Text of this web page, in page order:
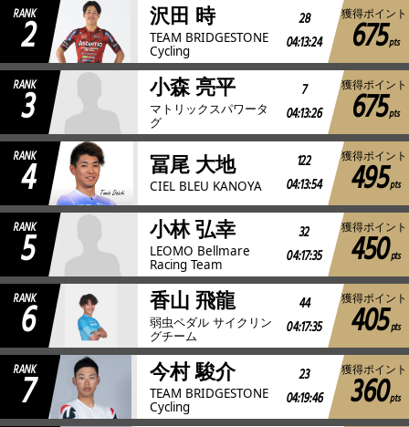
RANK
2 沢田 時
TEAM BRIDGESTONE
Cycling
28
04:13:24
獲得ポイント
675pts
RANK
3 小森 亮平
マトリックスパワータ
グ
7
04:13:26
獲得ポイント
675pts
RANK
4 冨尾 大地
CIEL BLEU KANOYA
122
04:13:54
獲得ポイント
495pts
RANK
5 小林 弘幸
LEOMO Bellmare
Racing Team
32
04:17:35
獲得ポイント
450 pts
RANK
6 香山 飛龍
弱虫ペダル サイクリン
グチーム
44
04:17:35
獲得ポイント
405 pts
RANK
7 今村 駿介
TEAM BRIDGESTONE
Cycling
23
04:19:46
獲得ポイント
360pts